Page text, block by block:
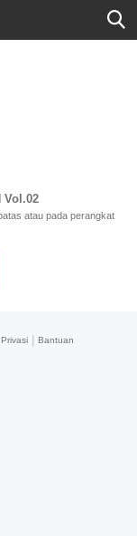
Vol.02
atau pada perangkat
Bantuan